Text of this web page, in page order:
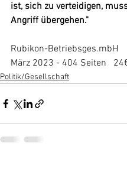
ist, sich zu verteidigen,
Angriff übergehen."
Rubikon-Betriebsges.mbH
März 2023 - 404 Seiten
Politik/Gesellschaft